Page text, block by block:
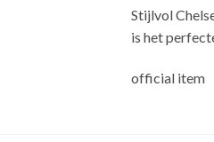
Stijlvol
is het
official item